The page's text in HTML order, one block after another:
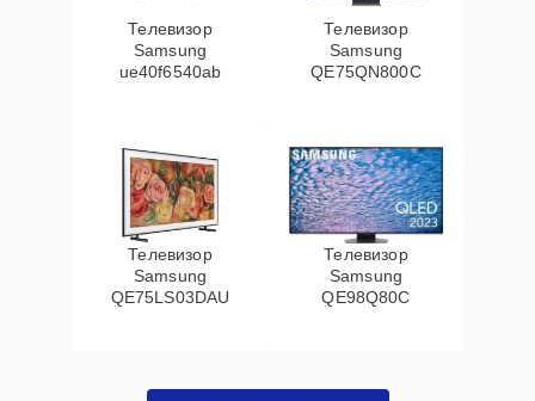
Телевизор
Samsung
ue40f6540ab
Телевизор
Samsung
QE75QN800C
Телевизор
Samsung
QE75LS03DAU
Телевизор
Samsung
QE98Q80C